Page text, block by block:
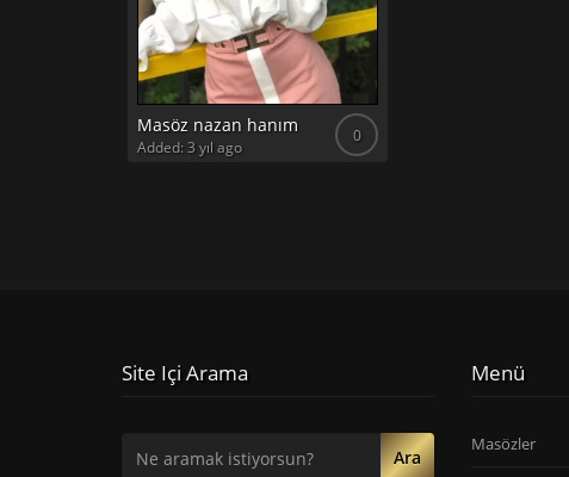
Masöz nazan hanım 0
Added: 3 yıl ago
Site Içi Arama
Ara
Menü
Masözler